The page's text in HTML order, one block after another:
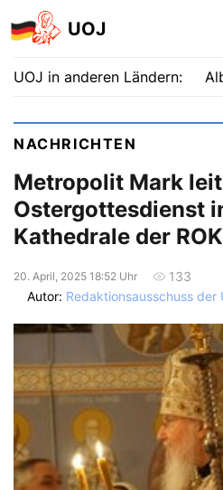
UOJ
UOJ in anderen Ländern:
NACHRICHTEN
Metropolit Mark
Ostergottesdienst
Kathedrale der
20. April, 2025 18:52 Uhr
133
Autor: Redaktionsausschuss der